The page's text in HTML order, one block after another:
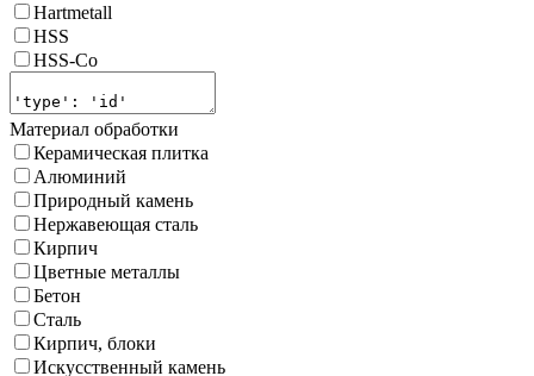
Hartmetall
HSS
HSS-Co
Материал обработки
Керамическая плитка
Алюминий
Природный камень
Нержавеющая сталь
Кирпич
Цветные металлы
Бетон
Сталь
Кирпич, блоки
Искусственный камень